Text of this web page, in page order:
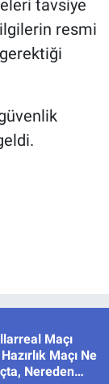
tavsiye
resmi
Maçı
Maçı Ne
Nereden